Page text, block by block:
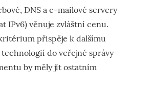
DNS a e-mailové servery
IPv6) věnuje zvláštní cenu.
přispěje k dalšímu
do veřejné správy
by měly jít ostatním